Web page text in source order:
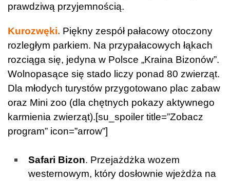
prawdziwą przyjemnością.
Kurozwęki. Piękny zespół pałacowy otoczony
rozległym parkiem. Na przypałacowych łąkach
rozciąga się, jedyna w Polsce „Kraina Bizonów”.
Wolnopasące się stado liczy ponad 80 zwierząt.
Dla młodych turystów przygotowano plac zabaw
oraz Mini zoo (dla chętnych pokazy aktywnego
karmienia zwierząt).[su_spoiler title=”Zobacz
program” icon=”arrow”]
Safari Bizon. Przejażdżka wozem
westernowym, który dosłownie wjeżdża na